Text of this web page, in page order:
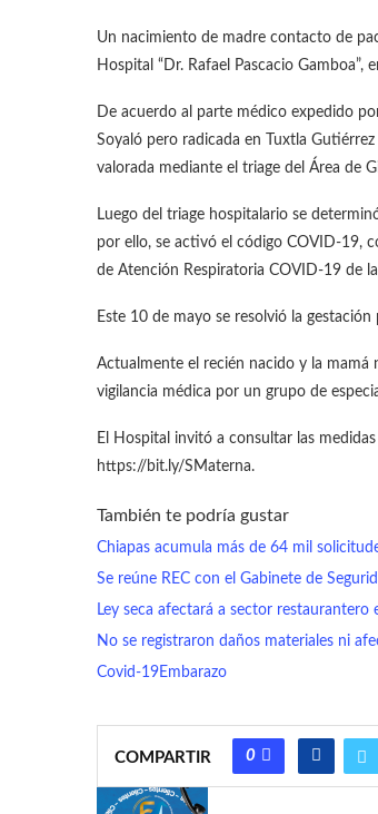
Un nacimiento de madre contacto de
Hospital “Dr. Rafael Pascacio Gamboa”,
De acuerdo al parte médico expedido
Soyaló pero radicada en Tuxtla
valorada mediante el triage del Área de
Luego del triage hospitalario se
por ello, se activó el código COVID-19,
de Atención Respiratoria COVID-19 de
Este 10 de mayo se resolvió la
Actualmente el recién nacido y la
vigilancia médica por un grupo de
El Hospital invitó a consultar las
https://bit.ly/SMaterna.
También te podría gustar
Chiapas acumula más de 64 mil
Se reúne REC con el Gabinete de
Ley seca afectará a sector restaurantero
No se registraron daños materiales ni
Covid-19Embarazo
COMPARTIR 0